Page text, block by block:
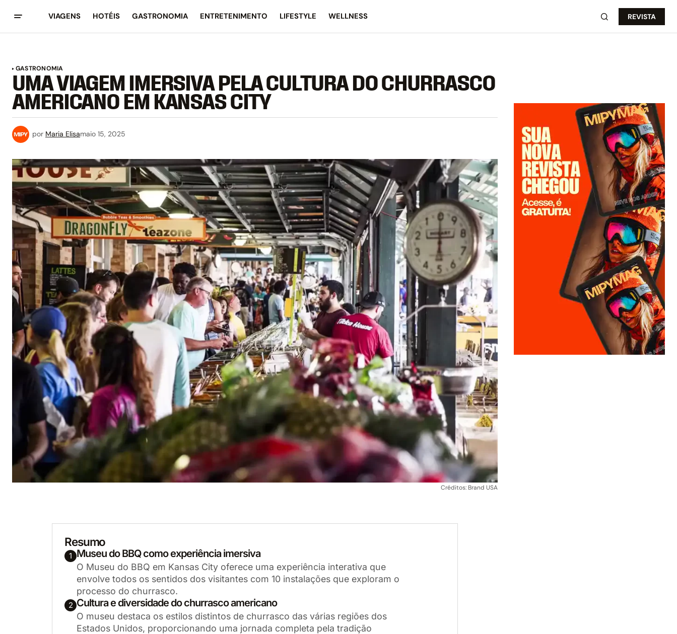
VIAGENS HOTÉIS GASTRONOMIA ENTRETENIMENTO LIFESTYLE WELLNESS REVISTA
GASTRONOMIA
UMA VIAGEM IMERSIVA PELA CULTURA DO CHURRASCO
AMERICANO EM KANSAS CITY
por Maria Elisamaio 15, 2025
Créditos: Brand USA
Resumo
1 Museu do BBQ como experiência imersiva
O Museu do BBQ em Kansas City oferece uma experiência interativa que
envolve todos os sentidos dos visitantes com 10 instalações que exploram o
processo do churrasco.
2 Cultura e diversidade do churrasco americano
O museu destaca os estilos distintos de churrasco das várias regiões dos
Estados Unidos, proporcionando uma jornada completa pela tradição